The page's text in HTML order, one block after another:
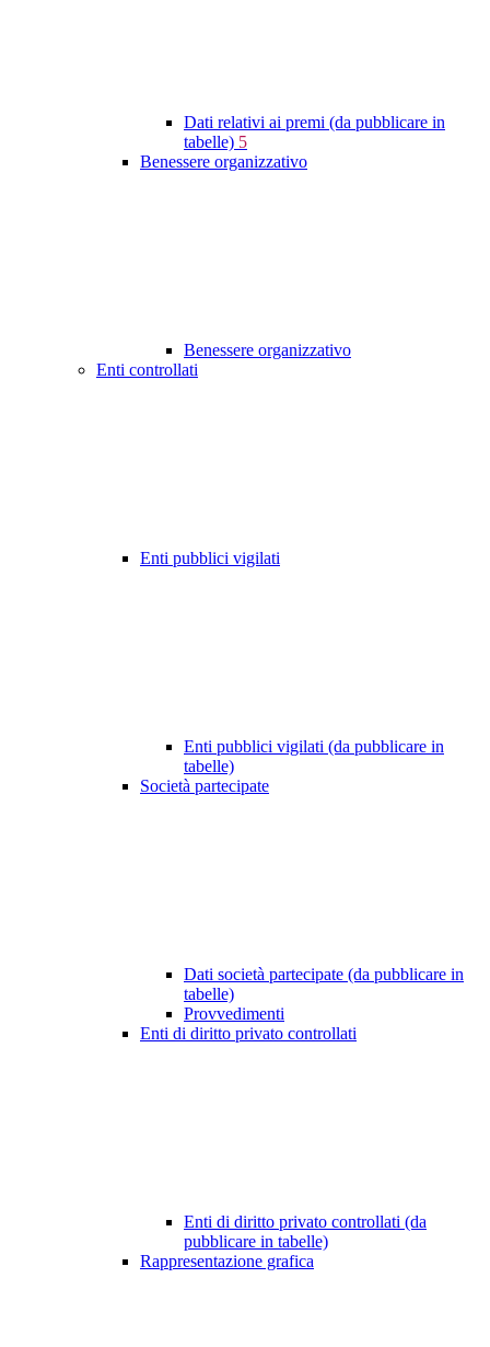
Dati relativi ai premi (da pubblicare in
tabelle) 5
Benessere organizzativo
Benessere organizzativo
Enti controllati
Enti pubblici vigilati
Enti pubblici vigilati (da pubblicare in
tabelle)
Società partecipate
Dati società partecipate (da pubblicare in
tabelle)
Provvedimenti
Enti di diritto privato controllati
Enti di diritto privato controllati (da
pubblicare in tabelle)
Rappresentazione grafica